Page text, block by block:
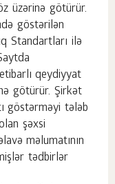
üzərinə götürür.
göstərilən
Standartları ilə
qeydiyyat
götürür. Şirkət
göstərməyi tələb
şəxsi
məlumatının
tədbirlər